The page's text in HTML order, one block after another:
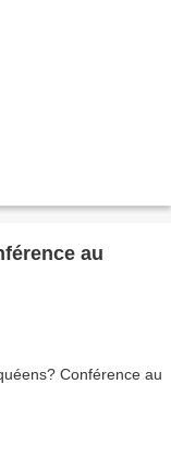
au